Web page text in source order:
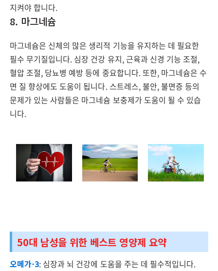
지켜야 합니다.
8. 마그네슘
마그네슘은 신체의 많은 생리적 기능을 유지하는 데 필요한
필수 무기질입니다. 심장 건강 유지, 근육과 신경 기능 조절,
혈압 조절, 당뇨병 예방 등에 중요합니다. 또한, 마그네슘은 수
면 질 향상에도 도움이 됩니다. 스트레스, 불안, 불면증 등의
문제가 있는 사람들은 마그네슘 보충제가 도움이 될 수 있습
니다.
50대 남성을 위한 베스트 영양제 요약
오메가-3: 심장과 뇌 건강에 도움을 주는 데 필수적입니다.